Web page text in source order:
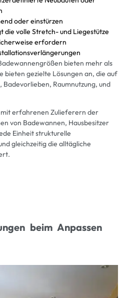
oder einstürzen
die volle Stretch- und Liegestütze
erfordern
bieten mehr als
bieten gezielte Lösungen an, die auf
Raumnutzung, und
erfahrenen Zulieferern der
von Badewannen, Hausbesitzer
Einheit strukturelle
gleichzeitig die alltägliche
beim Anpassen